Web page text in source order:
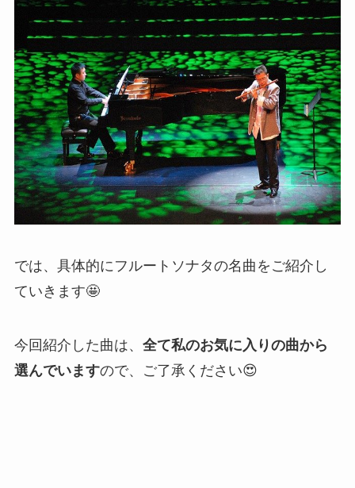
では、具体的にフルートソナタの名曲をご紹介し
ていきます🤩
今回紹介した曲は、 全て私のお気に入りの曲から
選んでいますので、ご了承ください😍